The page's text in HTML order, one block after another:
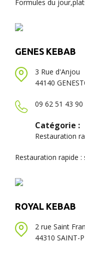
Formules du
GENES KEBAB
3 Rue d'Anjou
44140
09 62 51 43 90
Catégorie :
Restauration
Restauration rapide :
ROYAL KEBAB
2 rue Saint
44310 SAINT-